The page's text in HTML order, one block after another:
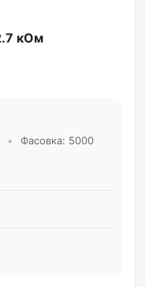
кОм
•
Фасовка: 5000